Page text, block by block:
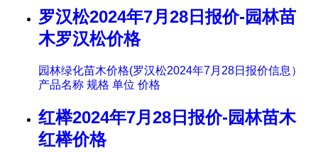
罗汉松2024年7月28日报价-园林苗
木罗汉松价格
园林绿化苗木价格(罗汉松2024年7月28日报价信息）
产品名称 规格 单位 价格
红榉2024年7月28日报价-园林苗木
红榉价格